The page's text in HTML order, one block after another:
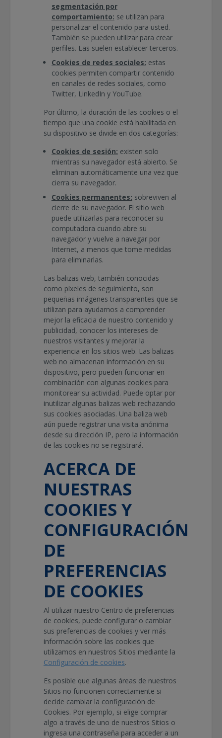
segmentación por
comportamiento: se utilizan para
personalizar el contenido para usted.
También se pueden utilizar para crear
perfiles. Las suelen establecer terceros.
Cookies de redes sociales: estas
cookies permiten compartir contenido
en canales de redes sociales, como
Twitter, LinkedIn y YouTube.
Por último, la duración de las cookies o el
tiempo que una cookie está habilitada en
su dispositivo se divide en dos categorías:
Cookies de sesión: existen solo
mientras su navegador está abierto. Se
eliminan automáticamente una vez que
cierra su navegador.
Cookies permanentes: sobreviven al
cierre de su navegador. El sitio web
puede utilizarlas para reconocer su
computadora cuando abre su
navegador y vuelve a navegar por
Internet, a menos que tome medidas
para eliminarlas.
Las balizas web, también conocidas
como píxeles de seguimiento, son
pequeñas imágenes transparentes que se
utilizan para ayudarnos a comprender
mejor la eficacia de nuestro contenido y
publicidad, conocer los intereses de
nuestros visitantes y mejorar la
experiencia en los sitios web. Las balizas
web no almacenan información en su
dispositivo, pero pueden funcionar en
combinación con algunas cookies para
monitorear su actividad. Puede optar por
inutilizar algunas balizas web rechazando
sus cookies asociadas. Una baliza web
aún puede registrar una visita anónima
desde su dirección IP, pero la información
de las cookies no se registrará.
ACERCA DE
NUESTRAS
COOKIES Y
CONFIGURACIÓN
DE
PREFERENCIAS
DE COOKIES
Al utilizar nuestro Centro de preferencias
de cookies, puede configurar o cambiar
sus preferencias de cookies y ver más
información sobre las cookies que
utilizamos en nuestros Sitios mediante la
Configuración de cookies.
Es posible que algunas áreas de nuestros
Sitios no funcionen correctamente si
decide cambiar la configuración de
Cookies. Por ejemplo, si elige comprar
algo a través de uno de nuestros Sitios o
ingresa una contraseña para acceder a un